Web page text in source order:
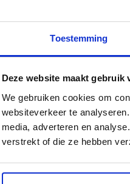
Toestemming
Deze website maakt gebruik
We gebruiken cookies om
websiteverkeer te
media, adverteren en
verstrekt of die ze hebben
Vergroten